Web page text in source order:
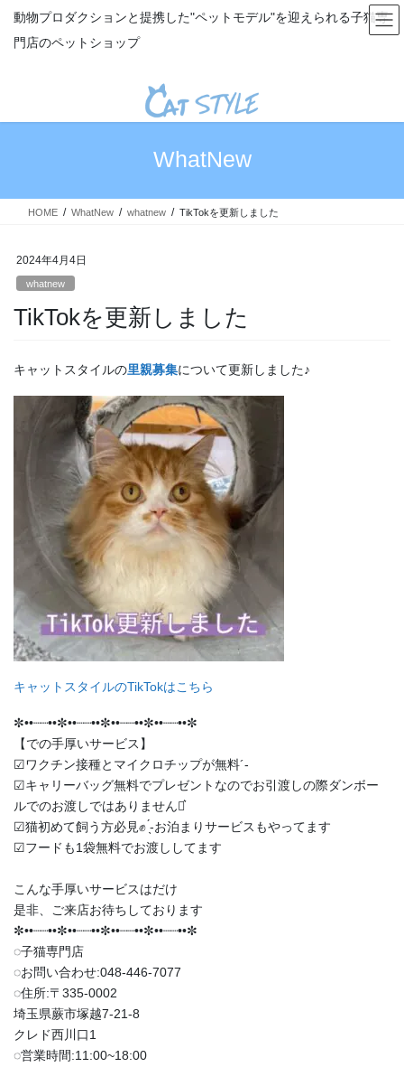
ス
ン
動物プロダクションと提携した"ペットモデル"を迎えられる子猫専
門店のペットショップ
WhatNew
HOME WhatNew whatnew TikTokを更新しました
2024年4月4日
whatnew
TikTokを更新しました
キャットスタイルの里親募集について更新しました♪
キャットスタイルのTikTokはこちら
✼••┈┈••✼••┈┈••✼••┈┈••✼••┈┈••✼
【での手厚いサービス】
︎︎︎︎☑︎ワクチン接種とマイクロチップが無料︎´-
︎︎︎︎☑︎キャリーバッグ無料でプレゼントなのでお引渡しの際ダンボー
ルでのお渡しではありません‪⋆͛
︎︎︎︎☑︎猫初めて飼う方必見✊ ̖́-お泊まりサービスもやってます
︎︎︎︎☑︎フードも1袋無料でお渡ししてます
こんな手厚いサービスはだけ
是非、ご来店お待ちしております
✼••┈┈••✼••┈┈••✼••┈┈••✼••┈┈••✼
◌子猫専門店
◌お問い合わせ:048-446-7077
◌住所:〒335-0002
埼玉県蕨市塚越7-21-8
クレド西川口1
◌営業時間:11:00~18:00